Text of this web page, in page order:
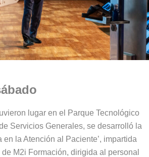
lugar en el Parque Tecnológico
Servicios Generales, se desarrolló la
en la Atención al Paciente’, impartida
de M2i Formación, dirigida al personal